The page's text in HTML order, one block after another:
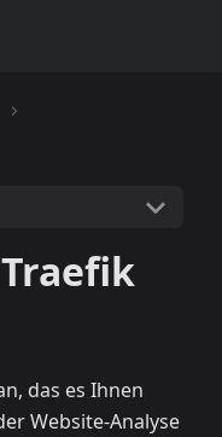
das es Ihnen
Website-Analyse